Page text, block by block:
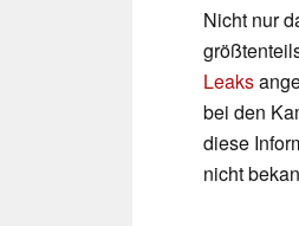
Nicht nur
Leaks
bei den
diese
nicht